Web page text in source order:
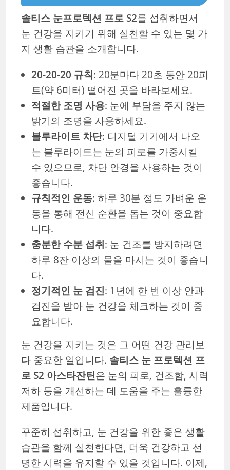
솔티스 눈프로텍션 프로 S2를 섭취하면서
눈 건강을 지키기 위해 실천할 수 있는 몇 가
지 생활 습관을 소개합니다.
20-20-20 규칙: 20분마다 20초 동안 20피
트(약 6미터) 떨어진 곳을 바라보세요.
적절한 조명 사용: 눈에 부담을 주지 않는
밝기의 조명을 사용하세요.
블루라이트 차단: 디지털 기기에서 나오
는 블루라이트는 눈의 피로를 가중시킬
수 있으므로, 차단 안경을 사용하는 것이
좋습니다.
규칙적인 운동: 하루 30분 정도 가벼운 운
동을 통해 전신 순환을 돕는 것이 중요합
니다.
충분한 수분 섭취: 눈 건조를 방지하려면
하루 8잔 이상의 물을 마시는 것이 좋습니
다.
정기적인 눈 검진: 1년에 한 번 이상 안과
검진을 받아 눈 건강을 체크하는 것이 중
요합니다.
눈 건강을 지키는 것은 그 어떤 건강 관리보
다 중요한 일입니다. 솔티스 눈 프로텍션 프
로 S2 아스타잔틴은 눈의 피로, 건조함, 시력
저하 등을 개선하는 데 도움을 주는 훌륭한
제품입니다.
꾸준히 섭취하고, 눈 건강을 위한 좋은 생활
습관을 함께 실천한다면, 더욱 건강하고 선
명한 시력을 유지할 수 있을 것입니다. 이제,